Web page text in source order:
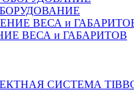
ВЕСА и ГАБАРИТОВ
СИСТЕМА